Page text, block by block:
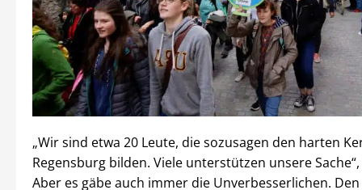
„Wir sind etwa 20 Leute, die sozusagen den harten
Regensburg bilden. Viele unterstützen unsere
Aber es gäbe auch immer die Unverbesserlichen.